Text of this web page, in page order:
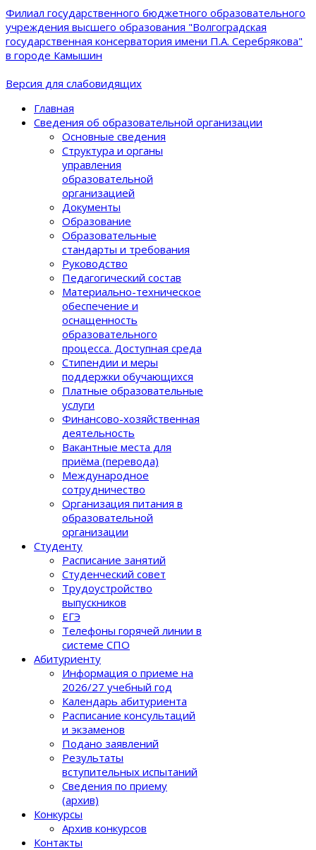
Филиал государственного бюджетного образовательного
учреждения высшего образования "Волгоградская
государственная консерватория имени П.А. Серебрякова"
в городе Камышин
Версия для слабовидящих
Главная
Сведения об образовательной организации
Основные сведения
Структура и органы
управления
образовательной
организацией
Документы
Образование
Образовательные
стандарты и требования
Руководство
Педагогический состав
Материально-техническое
обеспечение и
оснащенность
образовательного
процеcса. Доступная среда
Стипендии и меры
поддержки обучающихся
Платные образовательные
услуги
Финансово-хозяйственная
деятельность
Вакантные места для
приёма (перевода)
Международное
сотрудничество
Организация питания в
образовательной
организации
Студенту
Расписание занятий
Студенческий совет
Трудоустройство
выпускников
ЕГЭ
Телефоны горячей линии в
системе СПО
Абитуриенту
Информация о приеме на
2026/27 учебный год
Календарь абитуриента
Расписание консультаций
и экзаменов
Подано заявлений
Результаты
вступительных испытаний
Сведения по приему
(архив)
Конкурсы
Архив конкурсов
Контакты